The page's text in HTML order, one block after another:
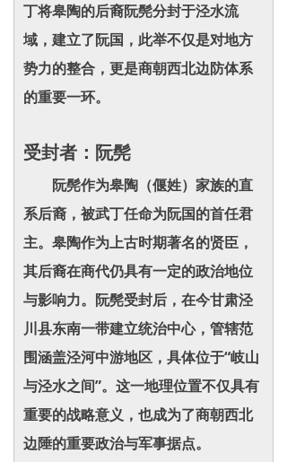
丁将皋陶的后裔阮髡分封于泾水流
域，建立了阮国，此举不仅是对地方
势力的整合，更是商朝西北边防体系
的重要一环。
受封者：阮髡
阮髡作为皋陶（偃姓）家族的直
系后裔，被武丁任命为阮国的首任君
主。皋陶作为上古时期著名的贤臣，
其后裔在商代仍具有一定的政治地位
与影响力。阮髡受封后，在今甘肃泾
川县东南一带建立统治中心，管辖范
围涵盖泾河中游地区，具体位于“岐山
与泾水之间”。这一地理位置不仅具有
重要的战略意义，也成为了商朝西北
边陲的重要政治与军事据点。